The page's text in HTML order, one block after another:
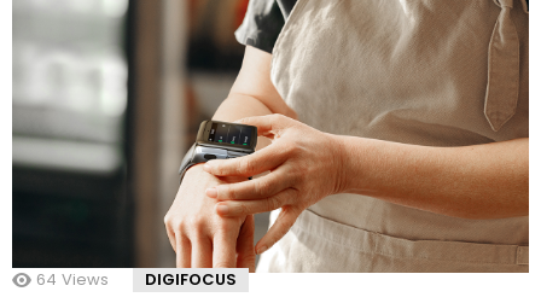
64 Views DIGIFOCUS